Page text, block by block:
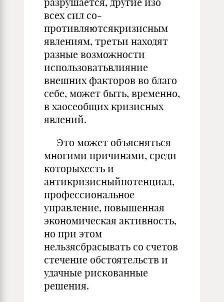
всех сил со­
противляютсякризисным
явлениям, третьи находят
разные возмож­ности
использоватьвлияние
внешних факторов во благо
себе, может быть, временно,
в хаосеобщих кризисных
явлений.
Это может объясняться
многими причинами, среди
которыхесть и
антикризисныйпотенциал,
профессиональное
управление, повышен­ная
экономическая активность,
но при этом
нельзясбрасывать со сче­тов
стечение обстоятельств и
удачные рискованные
решения.